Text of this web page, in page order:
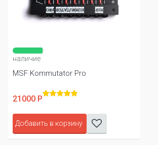
наличие
MSF Kommutator Pro
21000 Р
Добавить в корзину